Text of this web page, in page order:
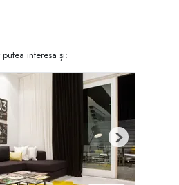
putea interesa și:
Next